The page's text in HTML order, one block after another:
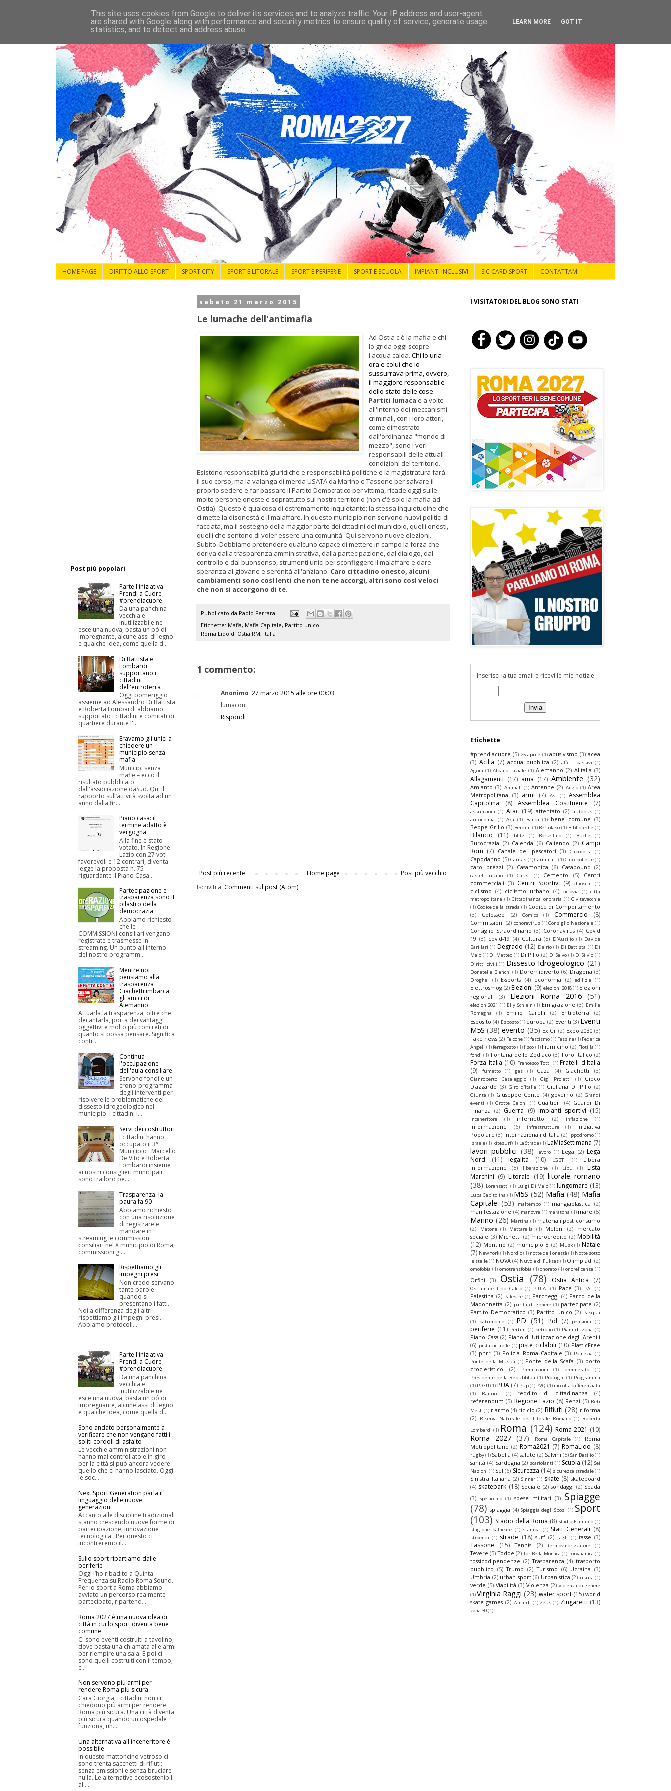
HOME PAGE DIRITTO ALLO SPORT SPORT CITY SPORT E LITORALE SPORT E PERIFERIE SPORT E SCUOLA IMPIANTI INCLUSIVI SIC CARD SPORT CONTATTAMI
sabato 21 marzo 2015
Le lumache dell'antimafia
Ad Ostia c'è la mafia e chi
lo grida oggi scopre
l'acqua calda.Chi lo urla
ora e colui che lo
sussurrava prima, ovvero,
il maggiore responsabile
dello stato delle cose.
Partiti lumaca e a volte
all'interno dei meccanismi
criminali, con i loro attori,
come dimostrato
dall'ordinanza "mondo di
mezzo", sono i veri
responsabili delle attuali
condizioni del territorio.
Esistono responsabilità giuridiche e responsabilità politiche e la magistratura farà
il suo corso, ma la valanga di merda USATA da Marino e Tassone per salvare il
proprio sedere e far passare il Partito Democratico per vittima, ricade oggi sulle
molte persone oneste e soprattutto sul nostro territorio (non c'è solo la mafia ad
Ostia). Questo è qualcosa di estremamente inquietante; la stessa inquietudine che
ci mette la disonestà e il malaffare. In questo municipio non servono nuovi politici di
facciata, ma il sostegno della maggior parte dei cittadini del municipio, quelli onesti,
quelli che sentono di voler essere una comunità. Qui servono nuove elezioni.
Subito. Dobbiamo pretendere qualcuno capace di mettere in campo la forza che
deriva dalla trasparenza amministrativa, dalla partecipazione, dal dialogo, dal
controllo e dal buonsenso, strumenti unici per sconfiggere il malaffare e dare
speranza al giovane e serenità all'anziano. Caro cittadino onesto, alcuni
cambiamenti sono così lenti che non te ne accorgi, altri sono così veloci
che non si accorgono di te.
Pubblicato da Paolo Ferrara
Etichette: Mafia, Mafia Capitale, Partito unico
Roma Lido di Ostia RM, Italia
1 commento:
Anonimo 27 marzo 2015 alle ore 00:03
lumaconi
Rispondi
Post più recente Post più vecchio
Home page
Iscriviti a: Commenti sul post (Atom)
Post più popolari
Parte l'iniziativa
Prendi a Cuore
#prendiacuore
Da una panchina
vecchia e
inutilizzabile ne
esce una nuova, basta un pó di
impregnante, alcune assi di legno
e qualche idea, come quella d...
Di Battista e
Lombardi
supportano i
cittadini
dell'entroterra
Oggi pomeriggio
assieme ad Alessandro Di Battista
e Roberta Lombardi abbiamo
supportato i cittadini e comitati di
quartiere durante l'...
Eravamo gli unici a
chiedere un
municipio senza
mafia
Municipi senza
mafie – ecco il
risultato pubblicato
dall'associazione daSud. Qui il
rapporto sull’attività svolta ad un
anno dalla fir...
Piano casa: il
termine adatto è
vergogna
Alla fine è stato
votato. In Regione
Lazio con 27 voti
favorevoli e 12 contrari, diventa
legge la proposta n. 75
riguardante il Piano Casa...
Partecipazione e
trasparenza sono il
pilastro della
democrazia
Abbiamo richiesto
che le
COMMISSIONI consiliari vengano
registrate e trasmesse in
streaming. Un punto all'interno
del nostro programm...
Mentre noi
pensiamo alla
trasparenza
Giachetti imbarca
gli amici di
Alemanno
Attuarla la trasparenza, oltre che
decantarla, porta dei vantaggi
oggettivi e molto più concreti di
quanto si possa pensare. Significa
contr...
Continua
l'occupazione
dell'aula consiliare
Servono fondi e un
crono-programma
degli interventi per
risolvere le problematiche del
dissesto idrogeologico nel
municipio. I cittadini i...
Servi dei costruttori
I cittadini hanno
occupato il 3°
Municipio . Marcello
De Vito e Roberta
Lombardi insieme
ai nostri consiglieri municipali
sono tra loro pe...
Trasparenza: la
paura fa 90
Abbiamo richiesto
con una risoluzione
di registrare e
mandare in
streaming le commissioni
consiliari nel X municipio di Roma,
commissioni gi...
Rispettiamo gli
impegni presi
Non credo servano
tante parole
quando si
presentano i fatti.
Noi a differenza degli altri
rispettiamo gli impegni presi.
Abbiamo protocoll...
Parte l'iniziativa
Prendi a Cuore
#prendiacuore
Da una panchina
vecchia e
inutilizzabile ne
esce una nuova, basta un pó di
impregnante, alcune assi di legno
e qualche idea, come quella d...
Sono andato personalmente a
verificare che non vengano fatti i
soliti cordoli di asfalto
Le vecchie amministrazioni non
hanno mai controllato e in giro
per la città si può ancora vedere
quello che ci hanno lasciato. Oggi
le soc...
Next Sport Generation parla il
linguaggio delle nuove
generazioni
Accanto alle discipline tradizionali
stanno crescendo nuove forme di
partecipazione, innovazione
tecnologica. Per questo ci
incontreremo il...
Sullo sport ripartiamo dalle
periferie
Oggi l’ho ribadito a Quinta
Frequenza su Radio Roma Sound.
Per lo sport a Roma abbiamo
avviato un percorso realmente
partecipato, ripartend...
Roma 2027 è una nuova idea di
città in cui lo sport diventa bene
comune
Ci sono eventi costruiti a tavolino,
dove basta una chiamata alle armi
per riempire una sala. E poi ci
sono quelli costruiti con il tempo,
c...
Non servono più armi per
rendere Roma più sicura
Cara Giorgia, i cittadini non ci
chiedono più armi per rendere
Roma più sicura. Una città diventa
più sicura quando un ospedale
funziona, un...
Una alternativa all'inceneritore è
possibile
In questo mattoncino vetroso ci
sono trenta sacchetti di rifiuti;
senza emissioni e senza bruciare
nulla. Le alternative ecosostenibili
all...
I VISITATORI DEL BLOG SONO STATI
Inserisci la tua email e ricevi le mie notizie
Etichette
#prendiacuore (5) 25 aprile (1) abusivismo (3) acea
(3) Acilia (7) acqua pubblica (2) affitti passivi (1)
Agorà (1) Albano Laziale (1) Alemanno (2) Alitalia (3)
Allagamenti (17) ama (17) Ambiente (32)
Amianto (3) Animali (1) Antenne (2) Anzio (1) Area
Metropolitana (3) armi (7) Asl (1) Assemblea
Capitolina
(8) Assemblea Costituente (7)
assunzioni (1) Atac (19) attentato (2) autobus (1)
autonomia (1) Axa (1) Bandi (1) bene comune (3)
Beppe Grillo (3) Berdini (1) Bertolaso (1) Biblioteche (1)
Bilancio (11) blitz (1) Borsellino (1) Buche (1)
Burocrazia (2) Calenda (6) Caliendo (2) Campi
Rom (7) Canale dei pescatori (3) Capocotta (1)
Capodanno (5) Caritas (1)Carminati (1)Caro bollette(1)
caro prezzi (2) Casamonica (6) Casapound (2)
castel fusano (1) Causi (1) Cemento (5)
Centri
commerciali (3) Centri Sportivi (9) chioschi (1)
ciclismo (4) ciclismo urbano (4) ciclovia (1) città
metropolitana (1) Cittadinanza onoraria (1) Civitavecchia
(1) Codice della strada (1) Codice di Comportamento
(3)
Colosseo (2) Comics (1) Commercio (8)
Commissioni (2) conoravirus (1) Consiglio Nazionale (1)
Consiglio Straordinario (3) Coronavirus (4) Covid
19 (3) covid-19 (4) Cultura (5) D'Ausilio (1) Davide
Barillari (1) Degrado (12) Delrio (1) Di Battista (1) Di
Maio (1) Di Matteo (1) Di Pillo (2) Di Salvo (1) Di Silvio (1)
Diritti civili (1) Dissesto Idrogeologico (21)
Donatella Bianchi (1) Doremidiverto (6) Dragona (3)
Droghei (1) E-sports (4) economia (2) edilizia (1)
Elettrosmog (2) Elezioni (9) elezioni 2018(1) Elezioni
regionali
(3) Elezioni Roma 2016 (51)
elezioni2021 (1) Elly Schlein (1) Emigrazione (3) Emilia
Romagna
(1) Emilio Carelli (2) Entroterra
(2)
Esposito (4) Esposto(1) europa (2) Eventi (3) Eventi
M5S (38) evento (35) Ex Gil (2) Expo 2030 (3)
Fake news (2) Falcone(1)fascismo(1) Fassina (1) Federica
Angeli (1)ferragosto (1)fisco (1) Fiumicino (2) Flotilla (1)
fondi (1) Fontana dello Zodiaco (3) Foro Italico (2)
Forza Italia (10) Francesco Totti (1) Fratelli d'Italia
(9)
fumetto (1) gas (1) Gaza (4) Giachetti (3)
Gianroberto Casaleggio (1) Gigi Proietti (1)
Gioco
D'azzardo (3) Giro d'Italia (1) Giuliana Di Pillo (2)
Giunta (1) Giuseppe Conte (4) governo (2) Grandi
eventi (1) Grotte Celoni (1) Gualtieri (4) Guardi Di
Finanza (2) Guerra (9) impianti sportivi (15)
inceneritore (1) infernetto (2) inflazione (1)
Informazione (6) infrastrutture (1)
Iniziativa
Popolare (3) Internazionali d'Italia (2) ippodromo(1)
Israele(1) kitesurf(1) La Strada (1) LaMiaSettimana (7)
lavori pubblici (38) lavoro (1) Lega (2) Lega
Nord
(11) legalità (10) LGBT+ (1)
Libera
Informazione
(5) liberazione (1) Lipu (1)
Lista
Marchini (9) Litorale (19) litorale romano
(38) Lorenzatti (1) Luigi Di Maio (1) lungomare (13)
Lupa Capitolina (1) M5S (52) Mafia (48) Mafia
Capitale (53) maltempo (1) mangiaplastica (2)
manifestazione (4) manovra (1) maratona (1) mare (5)
Marino (26) Martina (1) materiali post consumo
(2)
Matone (1) Mattarella (1) Meloni (2) mercato
sociale (3) Michetti (2) microcredito (2) Mobilità
(12) Montino (2) municipio 8 (2) Musk (1) Natale
(7) New York(1) Nordio(1) notte dell'onestà (1) Notte sotto
le stelle(1) NOVA (4) Nuvola di Fuksas (1) Olimpiadi (2)
omofobia (1) omotransfobia (1) onorato (1) onoreficenza (1)
Orfini (3) Ostia (78) Ostia Antica (7)
Ostiamare Lido Calcio (1) P.U.A. (1) Pace (3) PAI (1)
Palestina (2) Palestre (1) Parcheggi (4) Parco della
Madonnetta (2) parità di genere (1) partecipate (2)
Partito Democratico (3) Partito unico (2) Pasqua
(1)
patrimonio (1) PD (51) Pdl (7) pensioni (1)
periferie (11) Pertini (1) petrolio (1) Piani di Zona (1)
Piano Casa (2) Piano di Utilizzazione degli Arenili
(6) pista ciclabile (1) piste ciclabili (10) PlasticFree
(3) pnrr (3) Polizia Roma Capitale (3) Pomezia (1)
Ponte della Musica (1) Ponte della Scafa (3) porto
crocieristico
(2) Premiazioni (1) premierato
(1)
Presidente della Repubblica (1) Profughi (1) Programma
(1) PTGU (1) PUA (7) Pup(1) PVQ (1) raccolta differenziata
(1)
Ranucci (1) reddito di cittadinanza
(4)
referendum (5) Regione Lazio (8) Renzi (5) Reti
Mesh (1) riarmo (4) riciclo (2) Rifiuti (28) riforma
(2)
Riserva Naturale del Litorale Romano (1) Roberta
Lombardi (1) Roma (124) Roma 2021 (10)
Roma 2027 (37) Roma Capitale (1)
Roma
Metropolitane (2) Roma2021 (7) RomaLido (8)
rugby(1) Sabella (4) salute (2) Salvini (5) San Basilio(1)
sanità (4) Sardegna (2) scariolanti (1) Scuola (12) Sei
Nazioni (1) Sel (6) Sicurezza (14) sicurezza stradale(1)
Sinistra Italiana (2) Sinner (1) skate (8) skateboard
(4) skatepark (18) Sociale (2) sondaggi (2) Spada
(3) Spelacchio (1) spese militari (3) Spiagge
(78) spiaggia (4) Spiaggia degli Sposi (1) Sport
(103) Stadio della Roma (8) Stadio Flaminio (1)
stagione balneare (1) stampa (1) Stati Generali (8)
stipendi (1) strade (18) surf (2) tagli (1) tasse (3)
Tassone (15) Tennis (2) termovalorizzatore (1)
Tevere (5) Todde (2) Tor Bella Monaca (1) Torvaianica (1)
tossicodipendenze (2) Trasparenza (4) trasporto
pubblico (5) Trump (2) Turismo (6) Ucraina (3)
Umbria (2) urban sport (6) Urbanistica (2) usura (1)
verde (5) Viabilità (3) Violenza (2) violenza di genere
(1)Virginia Raggi (23) water sport (15) world
skate games (2) Zanardi (1) Zeus (1) Zingaretti (13)
zona 30(1)
This site uses cookies from Google to deliver its services and to analyze traffic. Your IP address and user-agent
are shared with Google along with performance and security metrics to ensure quality of service, generate usage
statistics, and to detect and address abuse.
LEARN MORE GOT IT